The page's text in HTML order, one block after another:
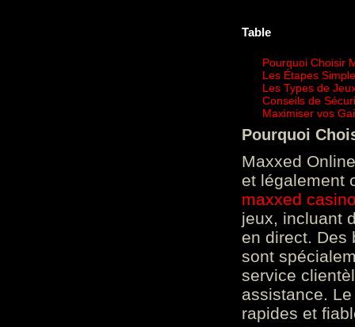
Table
Pourquoi Choisir
Les Étapes
Les Types de
Conseils de
Maximiser vos
Pourquoi
Maxxed
et légalement
maxxed
jeux, incluant
en direct. Des
sont
service
assistance.
rapides et